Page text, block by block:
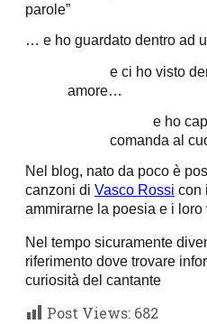
parole”
… e ho guardato dentro ad
e ci ho visto
amore…
e ho
comanda al
Nel blog, nato da poco è
canzoni di Vasco Rossi con
ammirarne la poesia e i loro
Nel tempo sicuramente
riferimento dove trovare
curiosità del cantante
Post Views: 682